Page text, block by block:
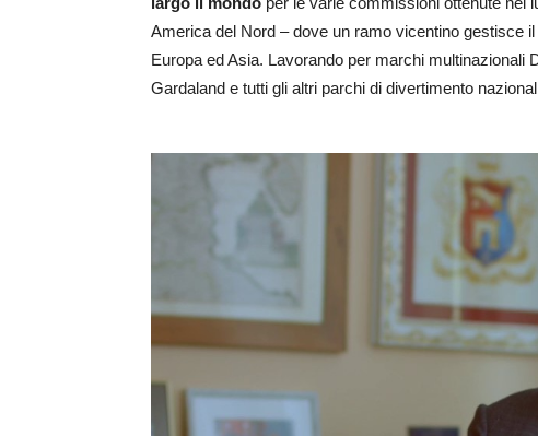
America del Nord – dove un ramo vicentino gestisce
Europa ed Asia. Lavorando per marchi multinazionali
Gardaland e tutti gli altri parchi di divertimento